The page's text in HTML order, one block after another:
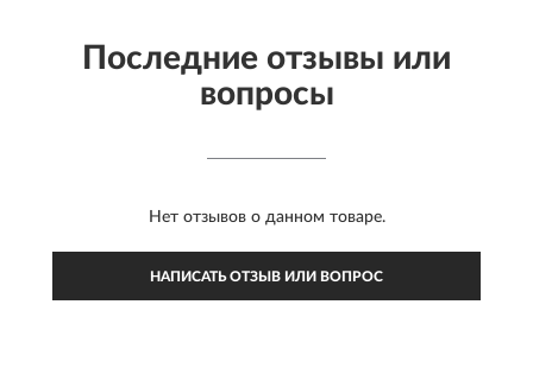
Последние отзывы или
вопросы
Нет отзывов о данном товаре.
НАПИСАТЬ ОТЗЫВ ИЛИ ВОПРОС